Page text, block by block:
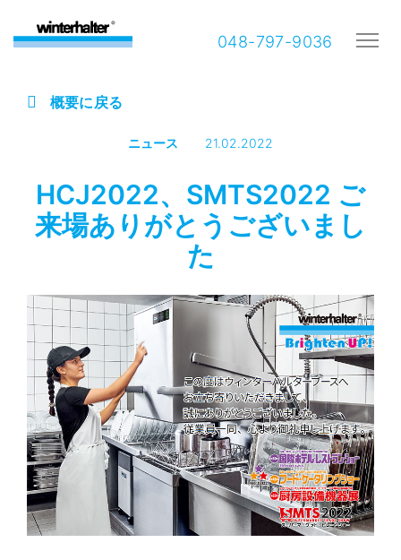
048-797-9036
概要に戻る
ニュース 21.02.2022
HCJ2022、SMTS2022 ご
来場ありがとうございまし
た